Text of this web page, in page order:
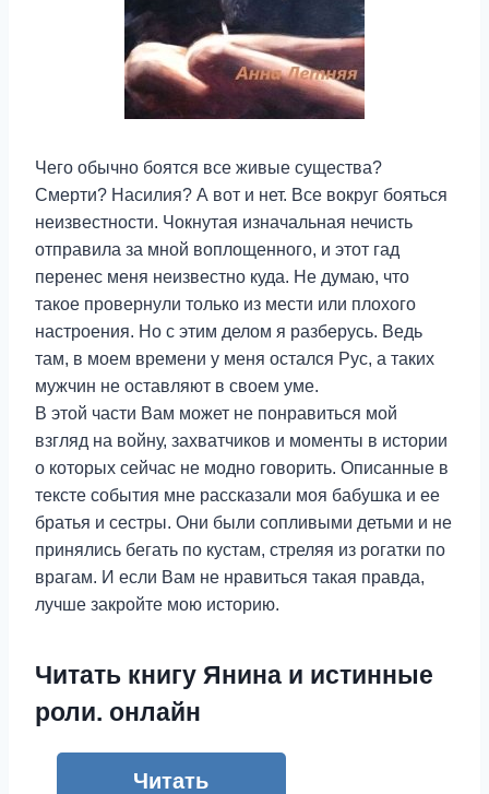
Чего обычно боятся все живые существа?
Смерти? Насилия? А вот и нет. Все вокруг бояться
неизвестности. Чокнутая изначальная нечисть
отправила за мной воплощенного, и этот гад
перенес меня неизвестно куда. Не думаю, что
такое провернули только из мести или плохого
настроения. Но с этим делом я разберусь. Ведь
там, в моем времени у меня остался Рус, а таких
мужчин не оставляют в своем уме.
В этой части Вам может не понравиться мой
взгляд на войну, захватчиков и моменты в истории
о которых сейчас не модно говорить. Описанные в
тексте события мне рассказали моя бабушка и ее
братья и сестры. Они были сопливыми детьми и не
принялись бегать по кустам, стреляя из рогатки по
врагам. И если Вам не нравиться такая правда,
лучше закройте мою историю.
Читать книгу Янина и истинные
роли. онлайн
Читать